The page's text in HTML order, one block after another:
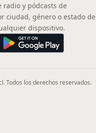
radio y pódcasts de
ciudad, género o estado de
dispositivo.
Todos los derechos reservados.